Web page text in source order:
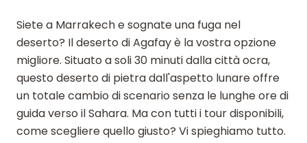
Siete a Marrakech e sognate una fuga nel
deserto? Il deserto di Agafay è la vostra opzione
migliore. Situato a soli 30 minuti dalla città ocra,
questo deserto di pietra dall'aspetto lunare offre
un totale cambio di scenario senza le lunghe ore di
guida verso il Sahara. Ma con tutti i tour disponibili,
come scegliere quello giusto? Vi spieghiamo tutto.